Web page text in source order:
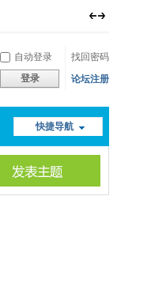
自动登录
找回密码
登录 论坛注册
快捷导航